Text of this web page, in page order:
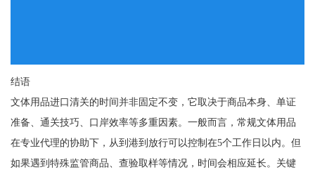
结语
文体用品进口清关的时间并非固定不变，它取决于商品本身、单证
准备、通关技巧、口岸效率等多重因素。一般而言，常规文体用品
在专业代理的协助下，从到港到放行可以控制在5个工作日以内。但
如果遇到特殊监管商品、查验取样等情况，时间会相应延长。关键